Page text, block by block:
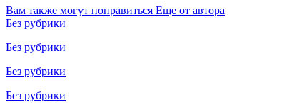
Вам также могут понравиться Еще от автора
Без рубрики
Без рубрики
Без рубрики
Без рубрики